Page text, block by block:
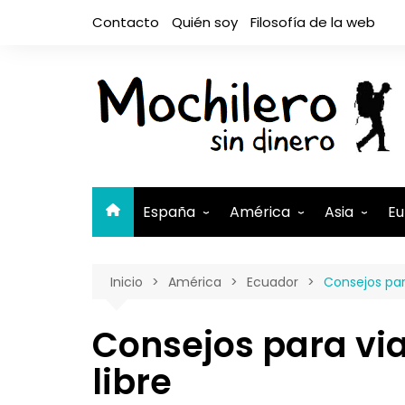
Contacto Quién soy Filosofía de la web
España
Aragón
Canarias
El Hierro
Cantabria
América
Belice
Brasil
Asia
Filipinas
Indonesia
Inicio América Ecuador Consejos
Consejos para
libre